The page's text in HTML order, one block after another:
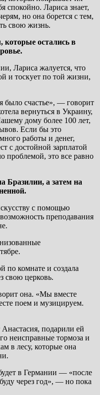
спокойно. Лариса знает,
но она борется с тем,
свою жизнь.
которые остались в
Лариса жалуется, что
и тоскует по той жизни,
было счастье», — говорит
вернуться в Украину,
дому более 100 лет,
Если бы это
работы и денег,
с достойной зарплатой
проблемой, это все равно
Бразилии, а затем на
с помощью
преподавания
по комнате и создала
свою церковь.
она. «Мы вместе
поем и музицируем.
Анастасия, подарили ей
неисправные тормоза и
в лесу, которые она
в Германии — «после
через год», — но пока